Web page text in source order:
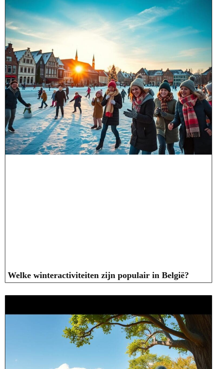
Welke winteractiviteiten zijn populair in België?